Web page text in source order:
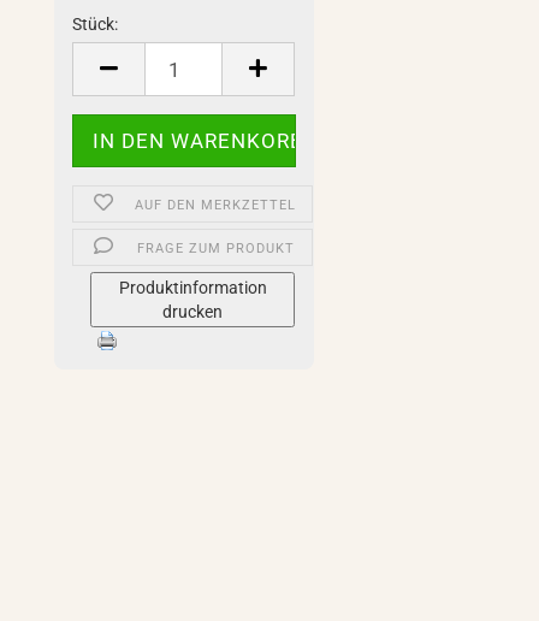
Stück:
Stück
AUF DEN MERKZETTEL
FRAGE ZUM PRODUKT
Produktinformation
drucken